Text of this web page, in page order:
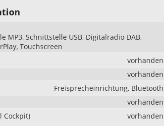
MP3, Schnittstelle USB, Digitalradio DAB,
Touchscreen
vorhanden
vorhanden
Freisprecheinrichtung, Bluetooth
vorhanden
Cockpit)
vorhanden